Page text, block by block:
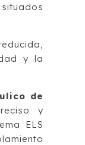
y la
de
y
ELS